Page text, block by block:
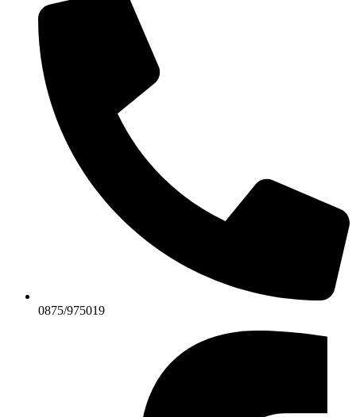
0875/975019